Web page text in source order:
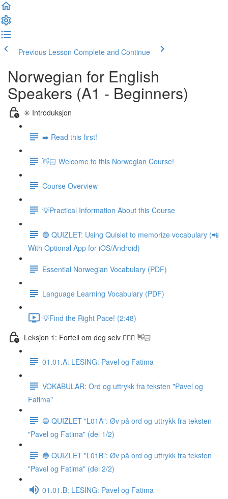
Previous Lesson Complete and Continue
Norwegian for English
Speakers (A1 - Beginners)
✳️ Introduksjon
➡️ Read this first!
👋🏻 Welcome to this Norwegian Course!
Course Overview
💡Practical Information About this Course
🔵 QUIZLET: Using Quislet to memorize vocabulary (📲
With Optional App for iOS/Android)
Essential Norwegian Vocabulary (PDF)
Language Learning Vocabulary (PDF)
💡Find the Right Pace! (2:48)
Leksjon 1: Fortell om deg selv 🙋🏽‍♀️ 👋🏻
01.01.A: LESING: Pavel og Fatima
VOKABULAR: Ord og uttrykk fra teksten "Pavel og
Fatima"
🔵 QUIZLET "L01A": Øv på ord og uttrykk fra teksten
"Pavel og Fatima" (del 1/2)
🔵 QUIZLET "L01B": Øv på ord og uttrykk fra teksten
"Pavel og Fatima" (del 2/2)
01.01.B: LESING: Pavel og Fatima